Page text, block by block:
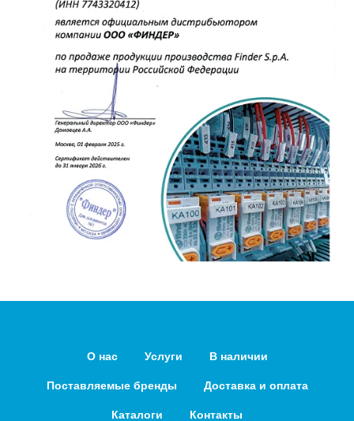
О нас Услуги В наличии
Поставляемые бренды Доставка и оплата
Каталоги Контакты